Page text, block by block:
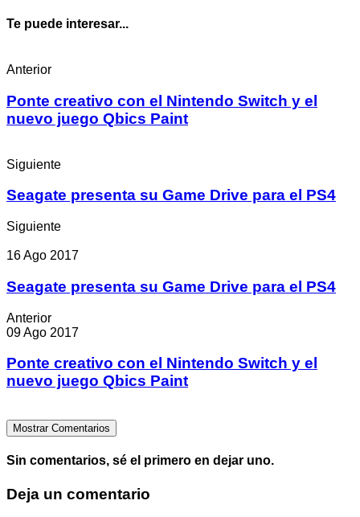
Te puede interesar...
Anterior
Ponte creativo con el Nintendo Switch y el
nuevo juego Qbics Paint
Siguiente
Seagate presenta su Game Drive para el PS4
Siguiente
16 Ago 2017
Seagate presenta su Game Drive para el PS4
Anterior
09 Ago 2017
Ponte creativo con el Nintendo Switch y el
nuevo juego Qbics Paint
Mostrar Comentarios
Sin comentarios, sé el primero en dejar uno.
Deja un comentario